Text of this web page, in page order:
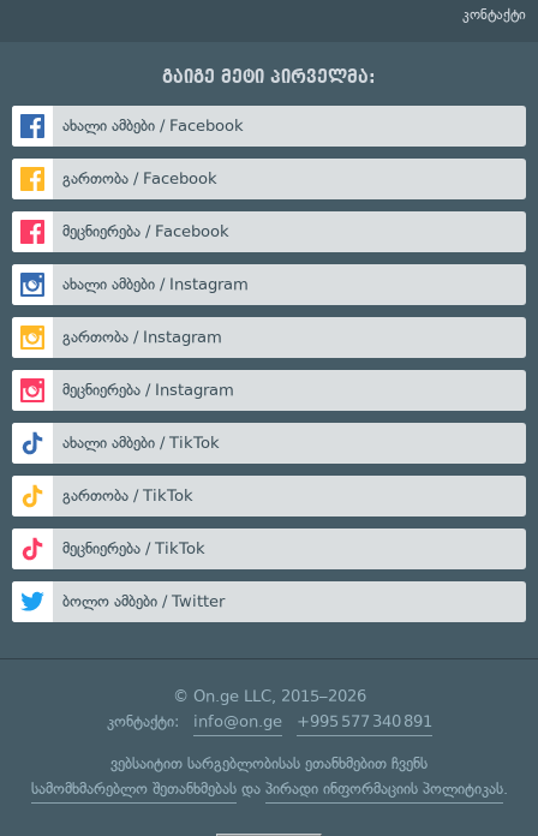
კონტაქტი
გაიგე მეტი პირველმა:
ახალი ამბები / Facebook
გართობა / Facebook
მეცნიერება / Facebook
ახალი ამბები / Instagram
გართობა / Instagram
მეცნიერება / Instagram
ახალი ამბები / TikTok
გართობა / TikTok
მეცნიერება / TikTok
ბოლო ამბები / Twitter
© On.ge LLC, 2015–2026
კონტაქტი: info@on.ge +995 577 340 891
ვებსაიტით სარგებლობისას ეთანხმებით ჩვენს
სამომხმარებლო შეთანხმებასდა პირადი ინფორმაციის პოლიტიკას.